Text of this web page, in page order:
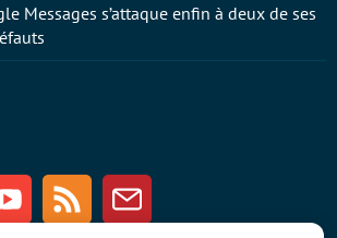
Youtube RSS Newsletter
Messages s’attaque enfin à deux de ses